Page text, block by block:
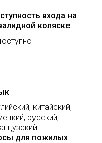
входа на
коляске
китайский,
русский,
для пожилых